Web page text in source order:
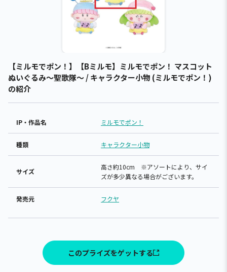
【ミルモでポン！】【Bミルモ】ミルモでポン！ マスコット
ぬいぐるみ～聖歌隊～ / キャラクター小物 (ミルモでポン！)
の紹介
IP・作品名 ミルモでポン！
種類 キャラクター小物
サイズ
高さ約10cm ※アソートにより、サイ
ズが多少異なる場合がございます。
発売元 フクヤ
このプライズをゲットする